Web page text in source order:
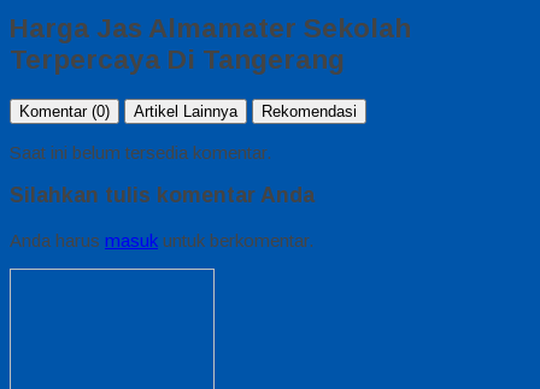
Harga Jas Almamater Sekolah
Terpercaya Di Tangerang
Komentar (0) Artikel Lainnya Rekomendasi
Saat ini belum tersedia komentar.
Silahkan tulis komentar Anda
Anda harus masuk untuk berkomentar.